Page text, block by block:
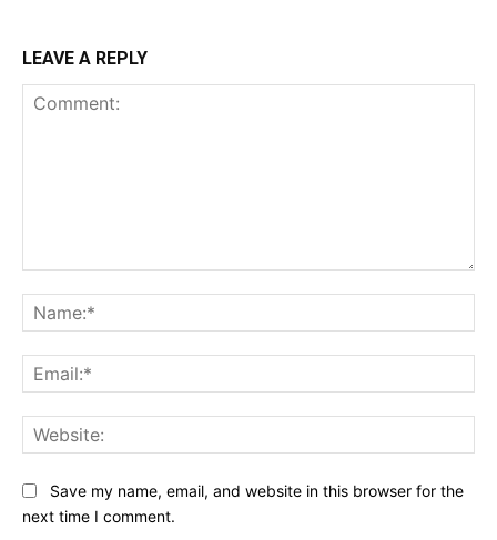
LEAVE A REPLY
Save my name, email, and website in this browser for the
next time I comment.